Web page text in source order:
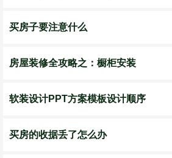
买房子要注意什么
房屋装修全攻略之：橱柜安装
软装设计PPT方案模板设计顺序
买房的收据丢了怎么办